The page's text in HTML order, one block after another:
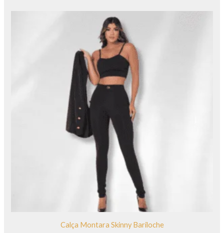
Calça Montara Skinny Bariloche